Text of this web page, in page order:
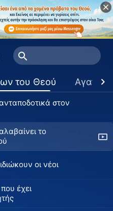
του Θεού
έρχεται
ανθρώπους
θα μεγαλυνθεί
στον
το
οι νέοι
έχει